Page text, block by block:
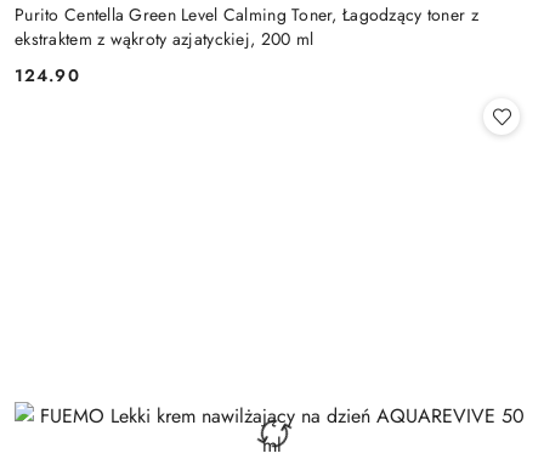
Purito Centella Green Level Calming Toner, Łagodzący toner z
ekstraktem z wąkroty azjatyckiej, 200 ml
Cena:
124.90